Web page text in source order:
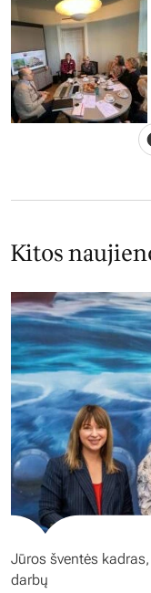
Kitos
Jūros šventės
darbų